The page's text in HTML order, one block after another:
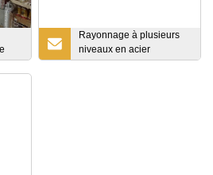
Rayonnage à plusieurs
niveaux en acier
rayonnage modulaire de